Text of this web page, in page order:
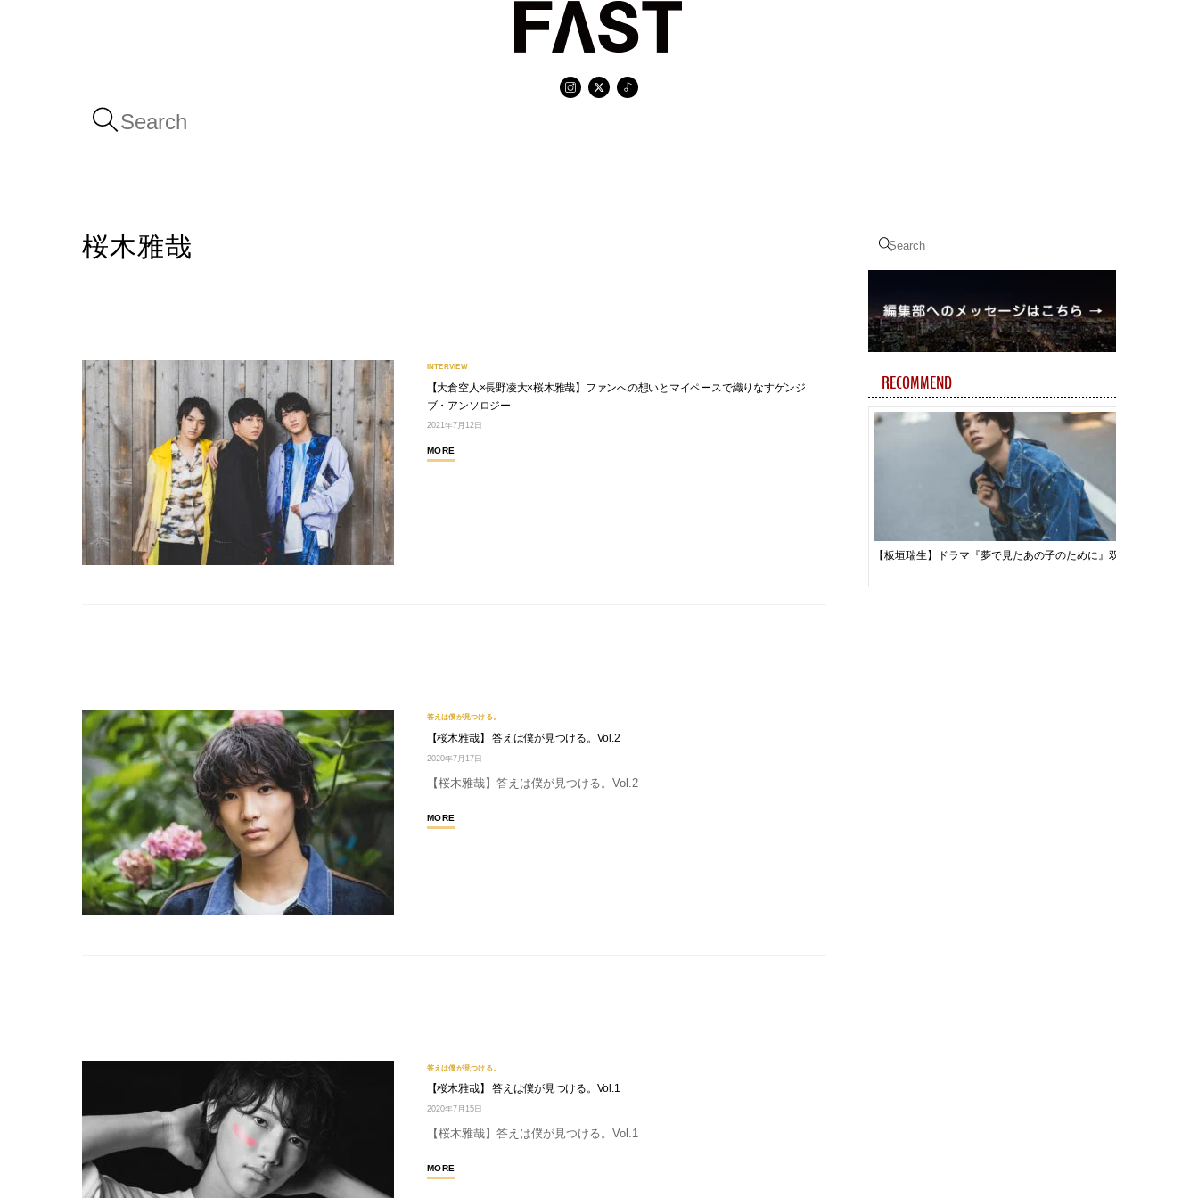
桜木雅哉
INTERVIEW
【大倉空人×長野凌大×桜木雅哉】ファンへの想いとマイペースで織りなすゲンジ
ブ・アンソロジー
2021年7月12日
MORE
答えは僕が見つける。
【桜木雅哉】 答えは僕が見つける。Vol.2
2020年7月17日
【桜木雅哉】答えは僕が見つける。Vol.2
MORE
答えは僕が見つける。
【桜木雅哉】 答えは僕が見つける。Vol.1
2020年7月15日
【桜木雅哉】答えは僕が見つける。Vol.1
MORE
RECOMMEND
【板垣瑞生】ドラマ『夢で見たあの子のために』双子を演じ分け